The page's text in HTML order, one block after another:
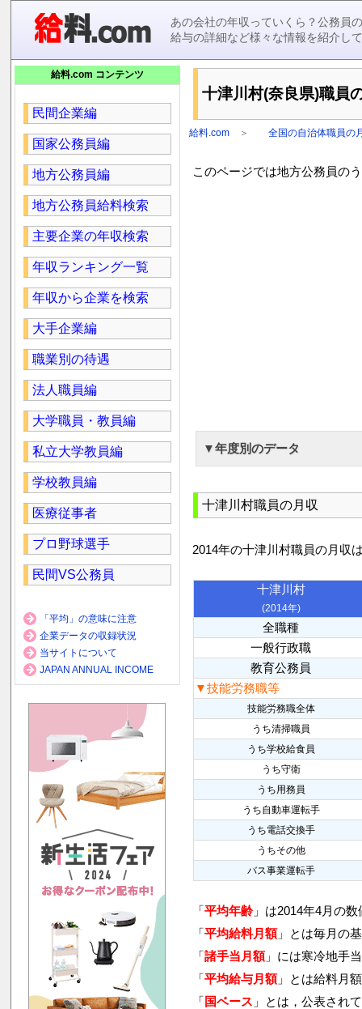
あの会社の年収っていくら？公務員
給与の詳細など様々な情報を紹介し
十津川村(奈良県)職員
給料.com ＞ 全国の自治体職員の
このページでは地方公務員の
▼年度別のデータ
十津川村職員の月収
2014年の十津川村職員の月収
十津川村
(2014年)
全職種
一般行政職
教育公務員
▼技能労務職等
技能労務職全体
うち清掃職員
うち学校給食員
うち守衛
うち用務員
うち自動車運転手
うち電話交換手
うちその他
バス事業運転手
「平均年齢」は2014年4月の数
「平均給料月額」とは毎月の
「諸手当月額」には寒冷地手
「平均給与月額」とは給料月
「国ベース 」とは，公表され
給料.com コンテンツ
民間企業編
国家公務員編
地方公務員編
地方公務員給料検索
主要企業の年収検索
年収ランキング一覧
年収から企業を検索
大手企業編
職業別の待遇
法人職員編
大学職員・教員編
私立大学教員編
学校教員編
医療従事者
プロ野球選手
民間VS公務員
「平均」の意味に注意
企業データの収録状況
当サイトについて
JAPAN ANNUAL INCOME